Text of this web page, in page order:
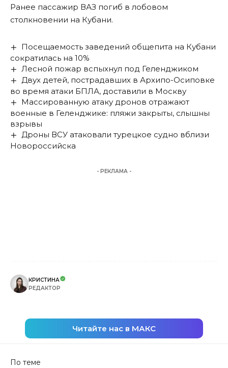
Ранее пассажир ВАЗ погиб в лобовом
столкновении на Кубани.
Посещаемость заведений общепита на Кубани
сократилась на 10%
Лесной пожар вспыхнул под Геленджиком
Двух детей, пострадавших в Архипо-Осиповке
во время атаки БПЛА, доставили в Москву
Массированную атаку дронов отражают
военные в Геленджике: пляжи закрыты, слышны
взрывы
Дроны ВСУ атаковали турецкое судно вблизи
Новороссийска
- РЕКЛАМА -
КРИСТИНА
РЕДАКТОР
Читайте нас в МАКС
По теме